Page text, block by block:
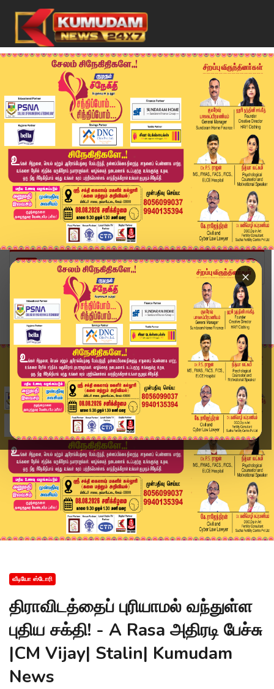
×
Home
வீடியோ ஸ்டோரி
திராவிடத்தைப் புரியாமல் வந்துள்ள புதிய சக்தி! -...
வீடியோ ஸ்டோரி
திராவிடத்தைப் புரியாமல் வந்துள்ள
புதிய சக்தி! - A Rasa அதிரடி பேச்சு
|CM Vijay| Stalin| Kumudam
News